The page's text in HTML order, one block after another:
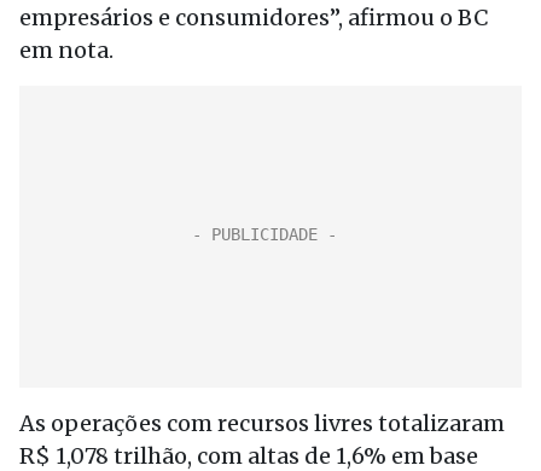
empresários e consumidores”, afirmou o BC
em nota.
As operações com recursos livres totalizaram
R$ 1,078 trilhão, com altas de 1,6% em base